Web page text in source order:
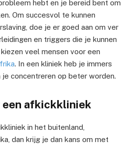
hebt en je bereid bent om
Om succesvol te kunnen
doe je er goed aan om ver
en triggers die je kunnen
veel mensen voor een
. In een kliniek heb je immers
je concentreren op beter worden.
een afkickkliniek
in het buitenland,
dan krijg je dan kans om met